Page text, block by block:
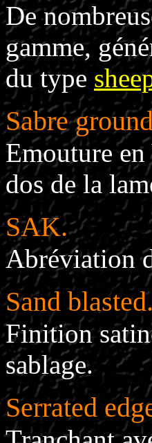
De
gamme,
du type
Sabre
Emouture
dos de la
SAK.
Abréviation
Sand blasted.
Finition
sablage.
Serrated